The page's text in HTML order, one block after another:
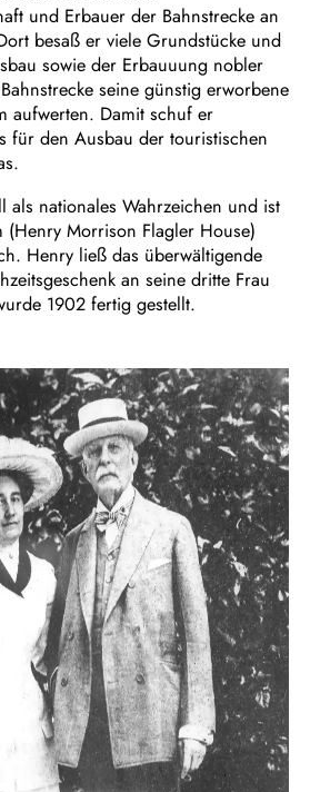
und Erbauer der Bahnstrecke an
besaß er viele Grundstücke und
sowie der Erbauuung nobler
seine günstig erworbene
aufwerten. Damit schuf er
für den Ausbau der touristischen
als nationales Wahrzeichen und ist
(Henry Morrison Flagler House)
Henry ließ das überwältigende
an seine dritte Frau
1902 fertig gestellt.